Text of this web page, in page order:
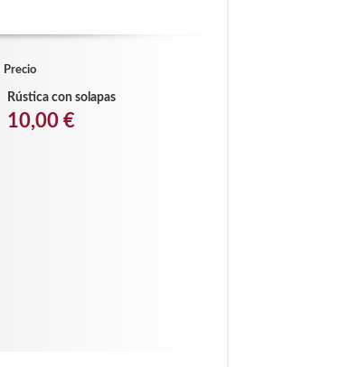
Precio
Rústica con solapas
10,00 €